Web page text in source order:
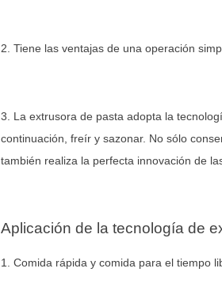
2. Tiene las ventajas de una operación
3. La extrusora de pasta adopta la
continuación, freír y sazonar. No sólo
también realiza la perfecta innovación de
Aplicación de la tecnología de
1. Comida rápida y comida para el tiempo